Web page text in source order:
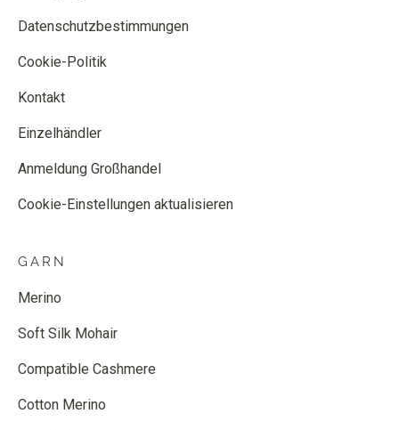
Datenschutzbestimmungen
Cookie-Politik
Kontakt
Einzelhändler
Anmeldung Großhandel
Cookie-Einstellungen aktualisieren
GARN
Merino
Soft Silk Mohair
Compatible Cashmere
Cotton Merino